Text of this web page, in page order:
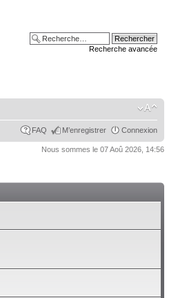
Recherche avancée
FAQ M’enregistrer Connexion
Nous sommes le 07 Aoû 2026, 14:56